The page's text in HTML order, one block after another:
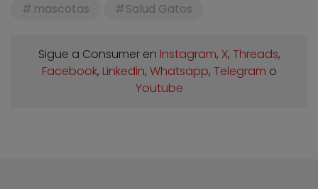
mascotas
Salud Gatos
Sigue a Consumer en Instagram, X, Threads,
Facebook, Linkedin, Whatsapp, Telegram o
Youtube